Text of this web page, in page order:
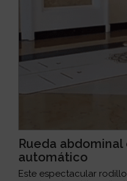
Rueda
automático
Este espectacular